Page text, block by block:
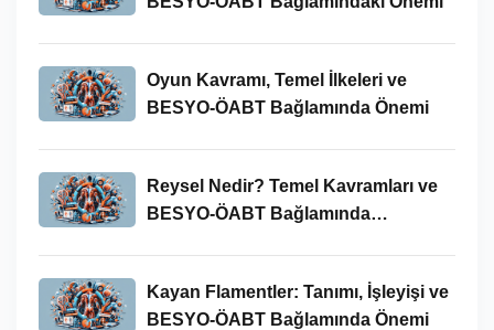
Oyun Kavramı, Temel İlkeleri ve
BESYO-ÖABT Bağlamında Önemi
Reysel Nedir? Temel Kavramları ve
BESYO-ÖABT Bağlamında
Kayan Flamentler: Tanımı, İşleyişi ve
BESYO-ÖABT Bağlamında Önemi